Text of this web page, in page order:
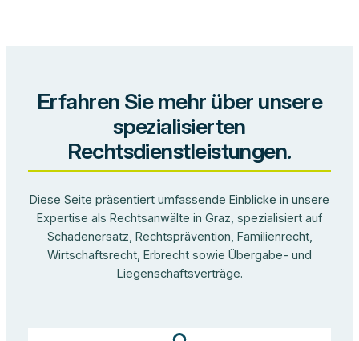
Erfahren Sie mehr über unsere
spezialisierten
Rechtsdienstleistungen.
Diese Seite präsentiert umfassende Einblicke in unsere
Expertise als Rechtsanwälte in Graz, spezialisiert auf
Schadenersatz, Rechtsprävention, Familienrecht,
Wirtschaftsrecht, Erbrecht sowie Übergabe- und
Liegenschaftsverträge.